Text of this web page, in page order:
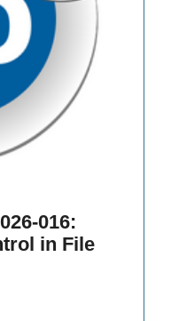
016:
in File